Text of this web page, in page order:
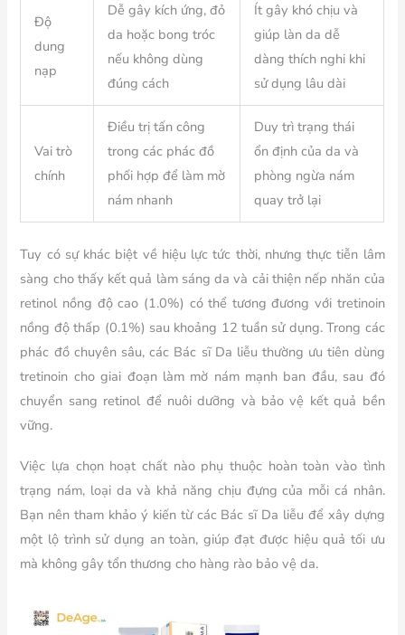
Độ
dung
nạp
Dễ gây kích ứng, đỏ
da hoặc bong tróc
nếu không dùng
đúng cách
Ít gây khó chịu và
giúp làn da dễ
dàng thích nghi khi
sử dụng lâu dài
Vai trò
chính
Điều trị tấn công
trong các phác đồ
phối hợp để làm mờ
nám nhanh
Duy trì trạng thái
ổn định của da và
phòng ngừa nám
quay trở lại
Tuy có sự khác biệt về hiệu lực tức thời, nhưng thực tiễn lâm
sàng cho thấy kết quả làm sáng da và cải thiện nếp nhăn của
retinol nồng độ cao (1.0%) có thể tương đương với tretinoin
nồng độ thấp (0.1%) sau khoảng 12 tuần sử dụng. Trong các
phác đồ chuyên sâu, các Bác sĩ Da liễu thường ưu tiên dùng
tretinoin cho giai đoạn làm mờ nám mạnh ban đầu, sau đó
chuyển sang retinol để nuôi dưỡng và bảo vệ kết quả bền
vững.
Việc lựa chọn hoạt chất nào phụ thuộc hoàn toàn vào tình
trạng nám, loại da và khả năng chịu đựng của mỗi cá nhân.
Bạn nên tham khảo ý kiến từ các Bác sĩ Da liễu để xây dựng
một lộ trình sử dụng an toàn, giúp đạt được hiệu quả tối ưu
mà không gây tổn thương cho hàng rào bảo vệ da.